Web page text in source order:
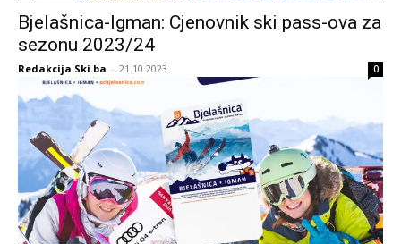
Bjelašnica-Igman: Cjenovnik ski pass-ova za
sezonu 2023/24
Redakcija Ski.ba - 21.10.2023 0